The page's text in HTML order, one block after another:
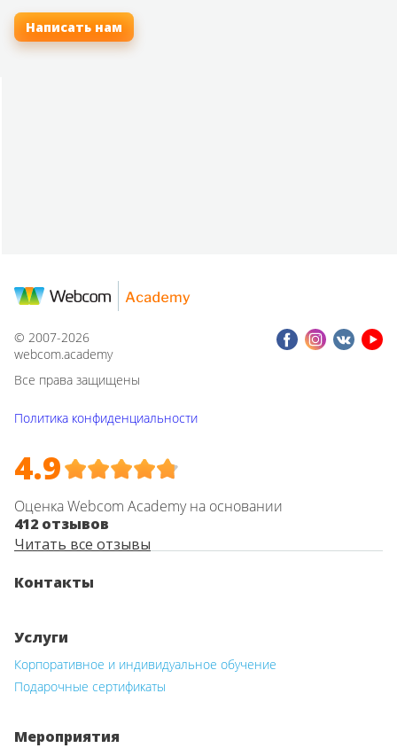
Написать нам
Контакты
© 2007-2026
webcom.academy
Все права защищены
Политика конфиденциальности
4.9
Оценка Webcom Academy на основании
412 отзывов
Читать все отзывы
Услуги
Корпоративное и индивидуальное обучение
Подарочные сертификаты
Мероприятия